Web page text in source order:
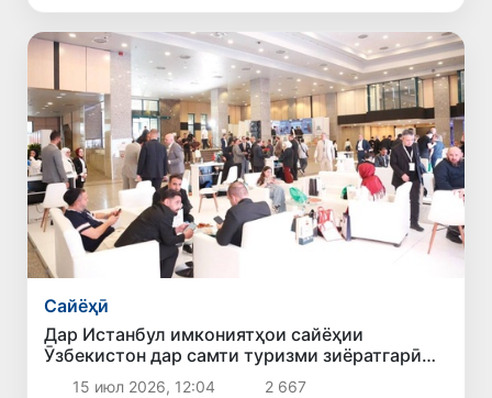
Сайёҳӣ
Дар Истанбул имкониятҳои сайёҳии
Ӯзбекистон дар самти туризми зиёратгарӣ
муаррифӣ шуданд
15 июл 2026, 12:04 2 667